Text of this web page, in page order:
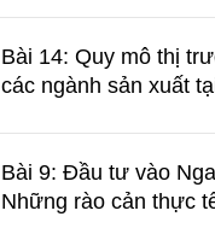
Bài 14: Quy mô thị
các ngành sản xuất
Bài 9: Đầu tư vào
Những rào cản thực